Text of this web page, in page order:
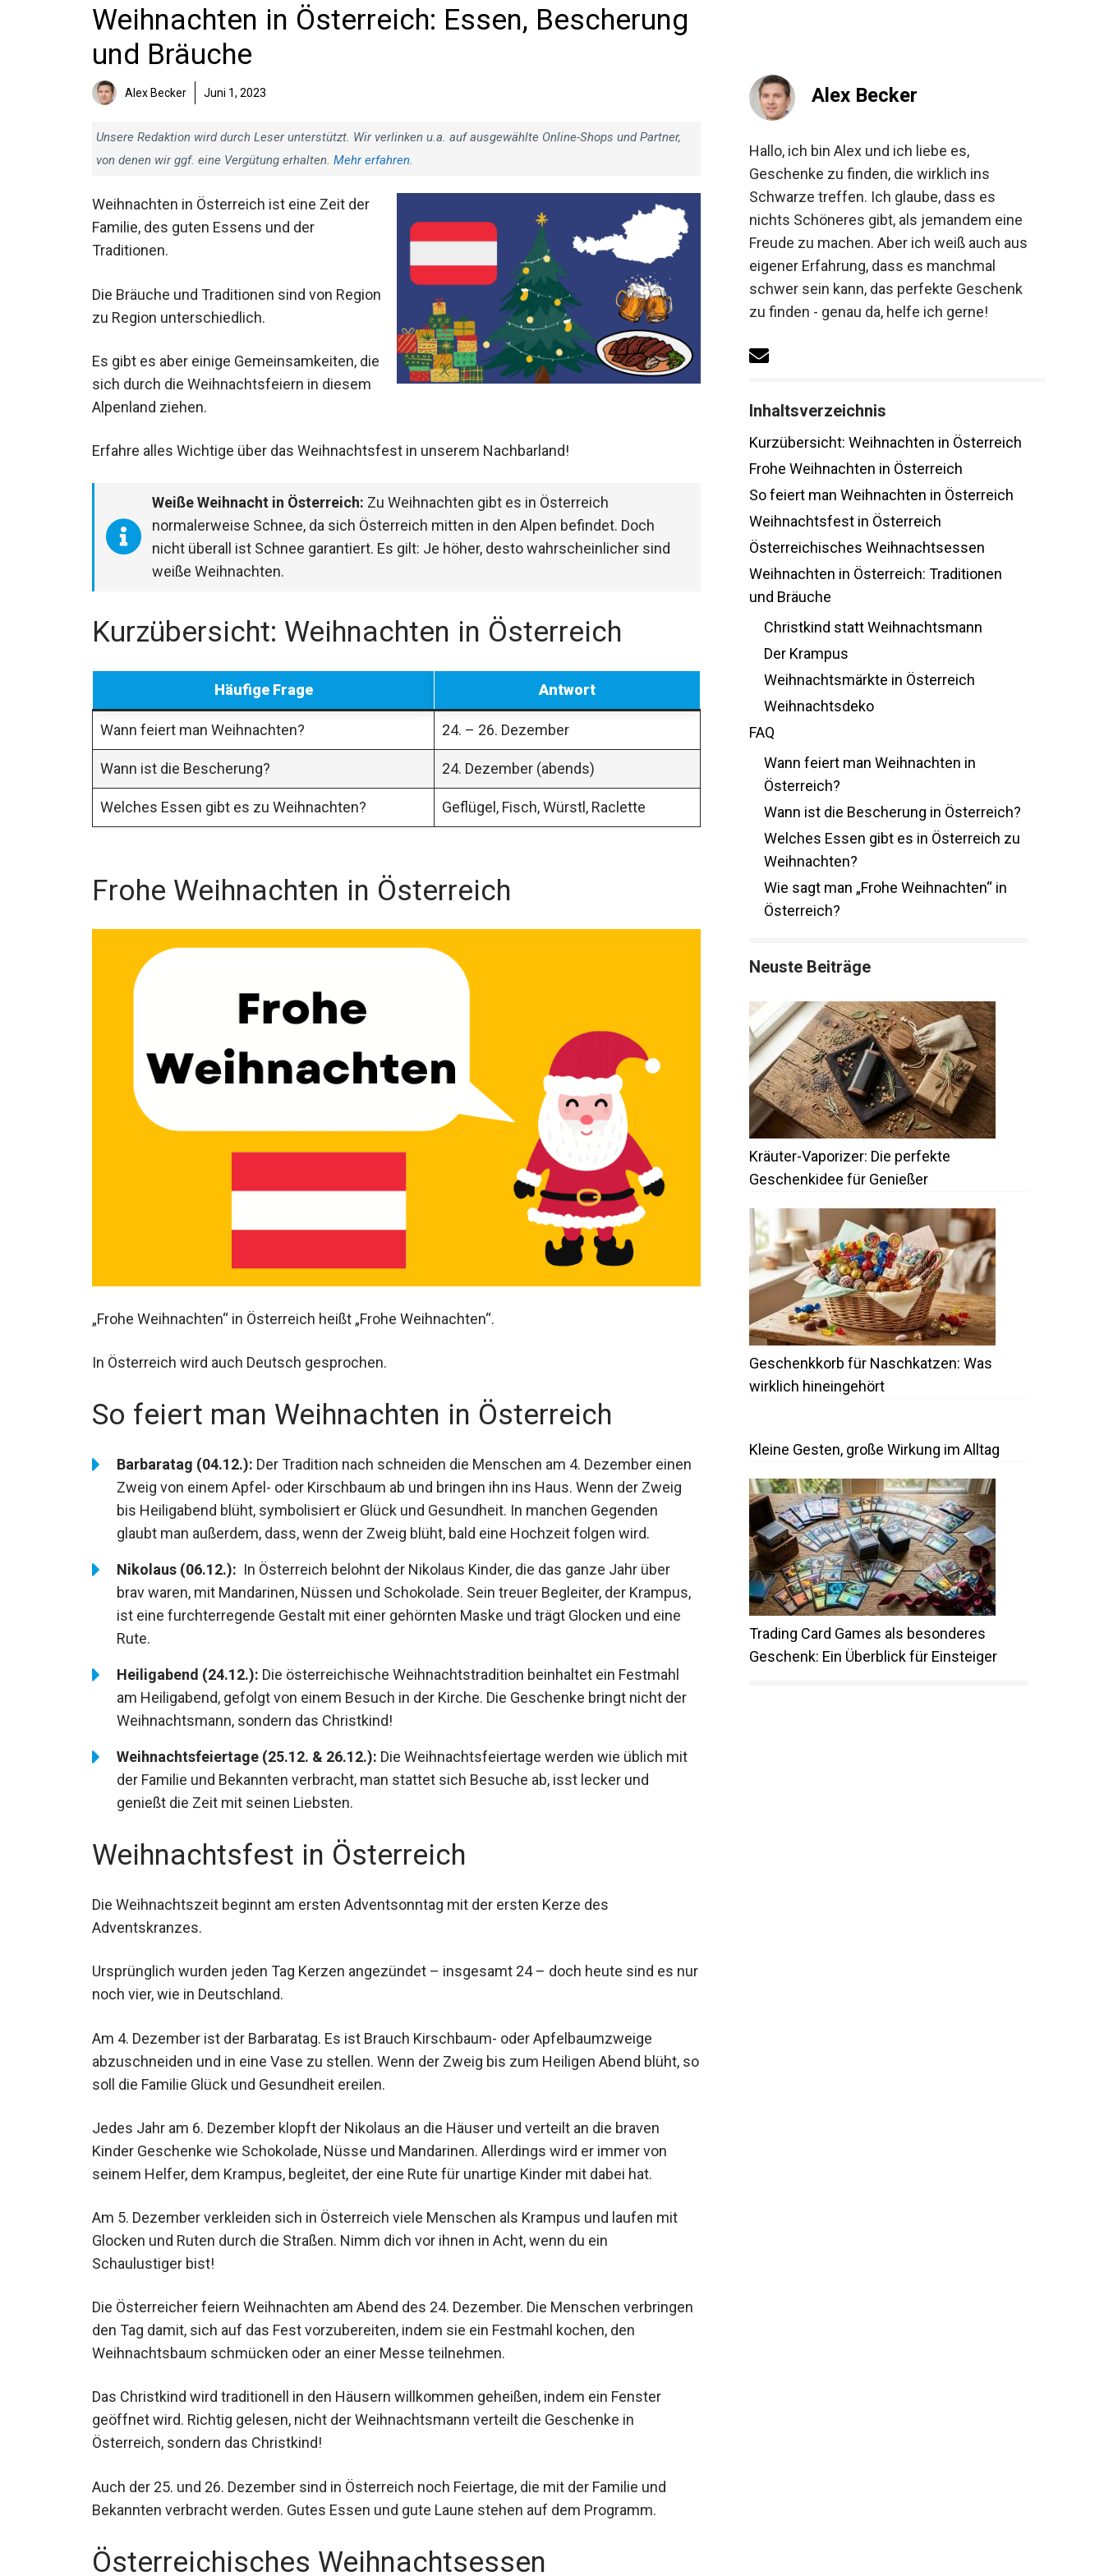
Weihnachten in Österreich: Essen, Bescherung
und Bräuche
Alex Becker Juni 1, 2023
Unsere Redaktion wird durch Leser unterstützt. Wir verlinken u.a. auf ausgewählte Online-Shops und Partner,
von denen wir ggf. eine Vergütung erhalten. Mehr erfahren.
Weihnachten in Österreich ist eine Zeit der
Familie, des guten Essens und der
Traditionen.
Die Bräuche und Traditionen sind von Region
zu Region unterschiedlich.
Es gibt es aber einige Gemeinsamkeiten, die
sich durch die Weihnachtsfeiern in diesem
Alpenland ziehen.
Erfahre alles Wichtige über das Weihnachtsfest in unserem Nachbarland!
Weiße Weihnacht in Österreich: Zu Weihnachten gibt es in Österreich
normalerweise Schnee, da sich Österreich mitten in den Alpen befindet. Doch
nicht überall ist Schnee garantiert. Es gilt: Je höher, desto wahrscheinlicher sind
weiße Weihnachten.
Kurzübersicht: Weihnachten in Österreich
Häufige Frage Antwort
Wann feiert man Weihnachten? 24. – 26. Dezember
Wann ist die Bescherung? 24. Dezember (abends)
Welches Essen gibt es zu Weihnachten? Geflügel, Fisch, Würstl, Raclette
Frohe Weihnachten in Österreich
„Frohe Weihnachten“ in Österreich heißt „Frohe Weihnachten“.
In Österreich wird auch Deutsch gesprochen.
So feiert man Weihnachten in Österreich
Barbaratag (04.12.): Der Tradition nach schneiden die Menschen am 4. Dezember einen
Zweig von einem Apfel- oder Kirschbaum ab und bringen ihn ins Haus. Wenn der Zweig
bis Heiligabend blüht, symbolisiert er Glück und Gesundheit. In manchen Gegenden
glaubt man außerdem, dass, wenn der Zweig blüht, bald eine Hochzeit folgen wird.
Nikolaus (06.12.): In Österreich belohnt der Nikolaus Kinder, die das ganze Jahr über
brav waren, mit Mandarinen, Nüssen und Schokolade. Sein treuer Begleiter, der Krampus,
ist eine furchterregende Gestalt mit einer gehörnten Maske und trägt Glocken und eine
Rute.
Heiligabend (24.12.): Die österreichische Weihnachtstradition beinhaltet ein Festmahl
am Heiligabend, gefolgt von einem Besuch in der Kirche. Die Geschenke bringt nicht der
Weihnachtsmann, sondern das Christkind!
Weihnachtsfeiertage (25.12. & 26.12.): Die Weihnachtsfeiertage werden wie üblich mit
der Familie und Bekannten verbracht, man stattet sich Besuche ab, isst lecker und
genießt die Zeit mit seinen Liebsten.
Weihnachtsfest in Österreich
Die Weihnachtszeit beginnt am ersten Adventsonntag mit der ersten Kerze des
Adventskranzes.
Ursprünglich wurden jeden Tag Kerzen angezündet – insgesamt 24 – doch heute sind es nur
noch vier, wie in Deutschland.
Am 4. Dezember ist der Barbaratag. Es ist Brauch Kirschbaum- oder Apfelbaumzweige
abzuschneiden und in eine Vase zu stellen. Wenn der Zweig bis zum Heiligen Abend blüht, so
soll die Familie Glück und Gesundheit ereilen.
Jedes Jahr am 6. Dezember klopft der Nikolaus an die Häuser und verteilt an die braven
Kinder Geschenke wie Schokolade, Nüsse und Mandarinen. Allerdings wird er immer von
seinem Helfer, dem Krampus, begleitet, der eine Rute für unartige Kinder mit dabei hat.
Am 5. Dezember verkleiden sich in Österreich viele Menschen als Krampus und laufen mit
Glocken und Ruten durch die Straßen. Nimm dich vor ihnen in Acht, wenn du ein
Schaulustiger bist!
Die Österreicher feiern Weihnachten am Abend des 24. Dezember. Die Menschen verbringen
den Tag damit, sich auf das Fest vorzubereiten, indem sie ein Festmahl kochen, den
Weihnachtsbaum schmücken oder an einer Messe teilnehmen.
Das Christkind wird traditionell in den Häusern willkommen geheißen, indem ein Fenster
geöffnet wird. Richtig gelesen, nicht der Weihnachtsmann verteilt die Geschenke in
Österreich, sondern das Christkind!
Auch der 25. und 26. Dezember sind in Österreich noch Feiertage, die mit der Familie und
Bekannten verbracht werden. Gutes Essen und gute Laune stehen auf dem Programm.
Österreichisches Weihnachtsessen
Alex Becker
Hallo, ich bin Alex und ich liebe es,
Geschenke zu finden, die wirklich ins
Schwarze treffen. Ich glaube, dass es
nichts Schöneres gibt, als jemandem eine
Freude zu machen. Aber ich weiß auch aus
eigener Erfahrung, dass es manchmal
schwer sein kann, das perfekte Geschenk
zu finden - genau da, helfe ich gerne!
Inhaltsverzeichnis
Kurzübersicht: Weihnachten in Österreich
Frohe Weihnachten in Österreich
So feiert man Weihnachten in Österreich
Weihnachtsfest in Österreich
Österreichisches Weihnachtsessen
Weihnachten in Österreich: Traditionen
und Bräuche
Christkind statt Weihnachtsmann
Der Krampus
Weihnachtsmärkte in Österreich
Weihnachtsdeko
FAQ
Wann feiert man Weihnachten in
Österreich?
Wann ist die Bescherung in Österreich?
Welches Essen gibt es in Österreich zu
Weihnachten?
Wie sagt man „Frohe Weihnachten“ in
Österreich?
Neuste Beiträge
Kräuter-Vaporizer: Die perfekte
Geschenkidee für Genießer
Geschenkkorb für Naschkatzen: Was
wirklich hineingehört
Kleine Gesten, große Wirkung im Alltag
Trading Card Games als besonderes
Geschenk: Ein Überblick für Einsteiger